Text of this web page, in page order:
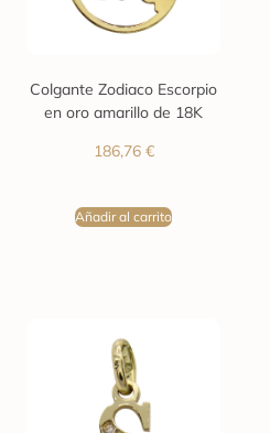
Colgante Zodiaco Escorpio
en oro amarillo de 18K
186,76 €
Añadir al carrito